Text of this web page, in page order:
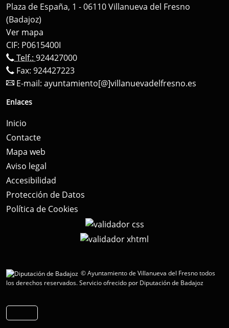
Plaza de España, 1 - 06110 Villanueva del Fresno
(Badajoz)
Ver mapa
CIF: P0615400I
Telf.: 924427000
Fax: 924427223
E-mail: ayuntamiento[@]villanuevadelfresno.es
Enlaces
Inicio
Contacte
Mapa web
Aviso legal
Accesibilidad
Protección de Datos
Política de Cookies
© Ayuntamiento de Villanueva del Fresno todos
los derechos reservados.Servicio ofrecido por Diputación de Badajoz